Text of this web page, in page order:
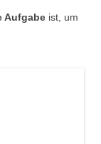
Aufgabe ist, um